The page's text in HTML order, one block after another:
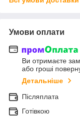
Умови оплати
Ви отримаєте
або гроші
Детальніше
Післяплата
Готівкою